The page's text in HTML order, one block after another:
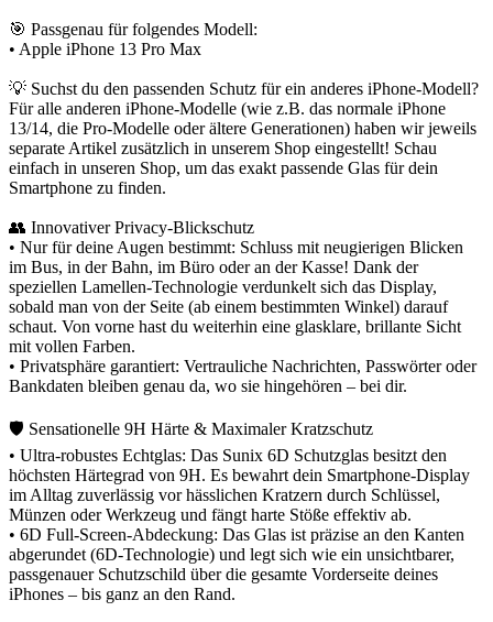
🎯 Passgenau für folgendes Modell:
• Apple iPhone 13 Pro Max
💡 Suchst du den passenden Schutz für ein anderes iPhone-Modell?
Für alle anderen iPhone-Modelle (wie z.B. das normale iPhone
13/14, die Pro-Modelle oder ältere Generationen) haben wir jeweils
separate Artikel zusätzlich in unserem Shop eingestellt! Schau
einfach in unseren Shop, um das exakt passende Glas für dein
Smartphone zu finden.
👥 Innovativer Privacy-Blickschutz
• Nur für deine Augen bestimmt: Schluss mit neugierigen Blicken
im Bus, in der Bahn, im Büro oder an der Kasse! Dank der
speziellen Lamellen-Technologie verdunkelt sich das Display,
sobald man von der Seite (ab einem bestimmten Winkel) darauf
schaut. Von vorne hast du weiterhin eine glasklare, brillante Sicht
mit vollen Farben.
• Privatsphäre garantiert: Vertrauliche Nachrichten, Passwörter oder
Bankdaten bleiben genau da, wo sie hingehören – bei dir.
🛡️ Sensationelle 9H Härte & Maximaler Kratzschutz
• Ultra-robustes Echtglas: Das Sunix 6D Schutzglas besitzt den
höchsten Härtegrad von 9H. Es bewahrt dein Smartphone-Display
im Alltag zuverlässig vor hässlichen Kratzern durch Schlüssel,
Münzen oder Werkzeug und fängt harte Stöße effektiv ab.
• 6D Full-Screen-Abdeckung: Das Glas ist präzise an den Kanten
abgerundet (6D-Technologie) und legt sich wie ein unsichtbarer,
passgenauer Schutzschild über die gesamte Vorderseite deines
iPhones – bis ganz an den Rand.